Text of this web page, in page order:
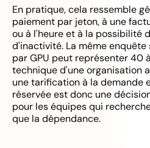
En pratique, cela ressemble
paiement par jeton, à une
ou à l'heure et à la possibilité
d'inactivité. La même enquête
par GPU peut représenter 40
technique d'une organisation
une tarification à la demande
réservée est donc une
pour les équipes qui
que la dépendance.